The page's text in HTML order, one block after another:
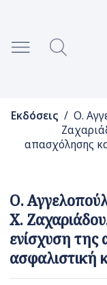
Εκδόσεις / Ο.
απασχόλησης
Ο.
Χ.
ενίσχυση
ασφαλιστική